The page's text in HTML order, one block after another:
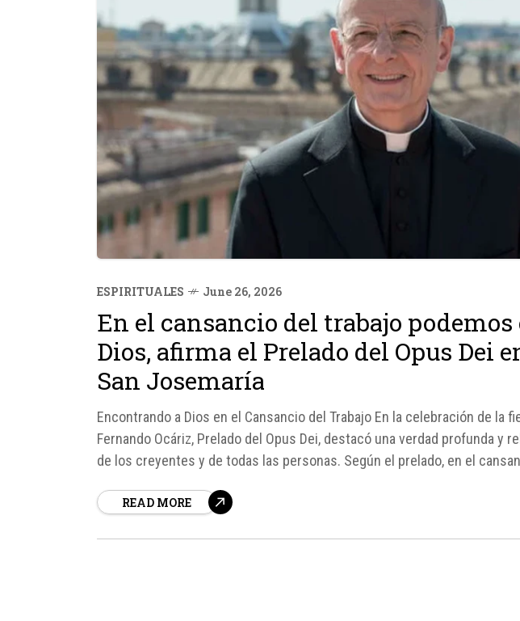
ESPIRITUALES June 26, 2026
En el cansancio del trabajo
Dios, afirma el Prelado del Opus Dei
San Josemaría
Encontrando a Dios en el Cansancio del Trabajo En la celebración de la
Fernando Ocáriz, Prelado del Opus Dei, destacó una verdad profunda y
de los creyentes y de todas las personas. Según el prelado, en el
READ MORE